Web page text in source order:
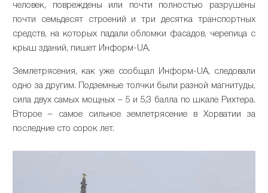
человек, повреждены или почти полностью разрушены
почти семьдесят строений и три десятка транспортных
средств, на которых падали обломки фасадов, черепица с
крыш зданий, пишет Информ-UA.
Землетрясения, как уже сообщал Информ-UA, следовали
одно за другим. Подземные толчки были разной магнитуды,
сила двух самых мощных – 5 и 5,3 балла по шкале Рихтера.
Второе – самое сильное землетрясение в Хорватии за
последние сто сорок лет.